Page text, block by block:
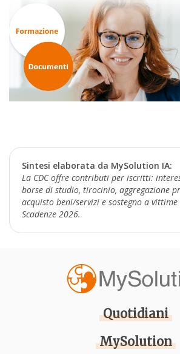
Sintesi elaborata da MySolution IA:
La CDC offre contributi per iscritti:
borse di studio, tirocinio, aggregazione
acquisto beni/servizi e sostegno a vittime
Scadenze 2026.
Quotidiani
MySolution